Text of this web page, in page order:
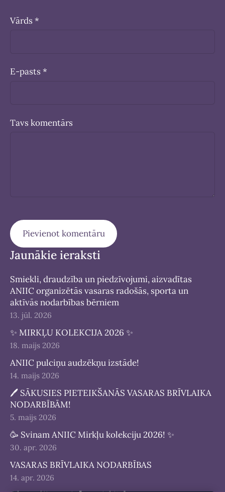
Jaunākie ieraksti
Smiekli, draudzība un piedzīvojumi, aizvadītas
ANIIC organizētās vasaras radošās, sporta un
aktīvās nodarbības bērniem
13. jūl. 2026
✨ MIRKĻU KOLEKCIJA 2026 ✨
18. maijs 2026
ANIIC pulciņu audzēkņu izstāde!
14. maijs 2026
🖊 SĀKUSIES PIETEIKŠANĀS VASARAS BRĪVLAIKA
NODARBĪBĀM!
5. maijs 2026
🥳 Svinam ANIIC Mirkļu kolekciju 2026! ✨
30. apr. 2026
VASARAS BRĪVLAIKA NODARBĪBAS
14. apr. 2026
Vārds *
E-pasts *
Tavs komentārs